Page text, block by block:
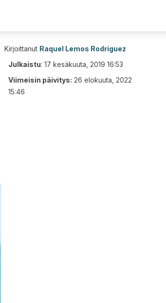
Kirjoittanut Raquel Lemos Rodríguez
Julkaistu: 17 kesäkuuta, 2019 16:53
Viimeisin päivitys: 26 elokuuta, 2022
15:46